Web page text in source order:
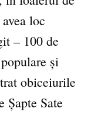
loc
– 100 de
și
obiceiurile
Șapte Sate